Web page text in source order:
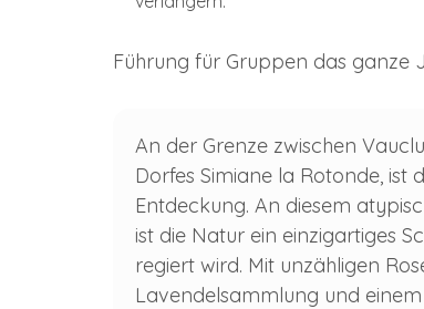
Führung für Gruppen das ganze
An der Grenze zwischen
Dorfes Simiane la Rotonde,
Entdeckung. An diesem
ist die Natur ein einzigartiges
regiert wird. Mit unzähligen
Lavendelsammlung und